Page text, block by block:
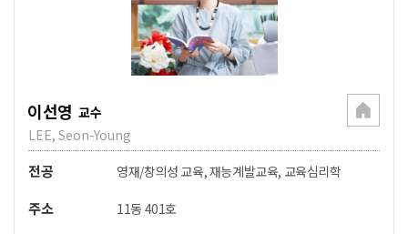
이선영 교수
LEE, Seon-Young
전공 영재/창의성 교육, 재능계발교육, 교육심리학
주소 11동 401호